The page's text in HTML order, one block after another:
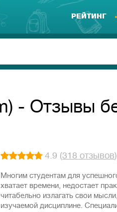
РЕЙТИНГ
- Отзывы
4.9 (318 отзывов)
Многим студентам для
хватает времени, недостает
читабельно излагать свои
изучаемой дисциплине.